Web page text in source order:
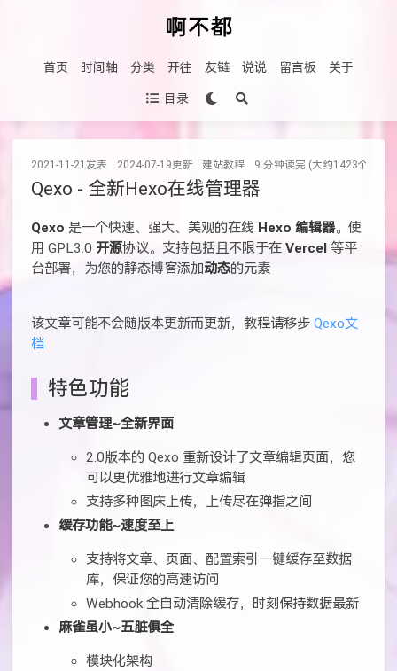
首页 时间轴 分类 开往 友链 说说 留言板 关于
目录
2021-11-21 发表 2024-07-19更新 建站教程 9 分钟读完 (大约1423个字)
Qexo - 全新Hexo在线管理器
Qexo 是一个快速、强大、美观的在线 Hexo 编辑器。使
用 GPL3.0 开源协议。支持包括且不限于在 Vercel 等平
台部署，为您的静态博客添加动态的元素
该文章可能不会随版本更新而更新，教程请移步 Qexo文
档
特色功能
文章管理~全新界面
2.0版本的 Qexo 重新设计了文章编辑页面，您
可以更优雅地进行文章编辑
支持多种图床上传，上传尽在弹指之间
缓存功能~速度至上
支持将文章、页面、配置索引一键缓存至数据
库，保证您的高速访问
Webhook 全自动清除缓存，时刻保持数据最新
麻雀虽小~五脏俱全
模块化架构